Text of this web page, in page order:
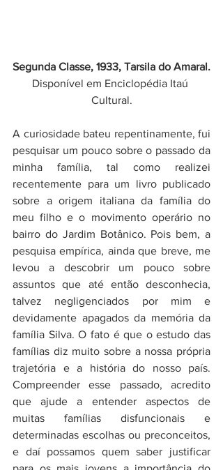
Segunda Classe, 1933, Tarsila do Amaral.
Disponível em Enciclopédia Itaú
Cultural.
A curiosidade bateu repentinamente, fui
pesquisar um pouco sobre o passado da
minha família, tal como realizei
recentemente para um livro publicado
sobre a origem italiana da família do
meu filho e o movimento operário no
bairro do Jardim Botânico. Pois bem, a
pesquisa empírica, ainda que breve, me
levou a descobrir um pouco sobre
assuntos que até então desconhecia,
talvez negligenciados por mim e
devidamente apagados da memória da
família Silva. O fato é que o estudo das
famílias diz muito sobre a nossa própria
trajetória e a história do nosso país.
Compreender esse passado, acredito
que ajude a entender aspectos de
muitas famílias disfuncionais e
determinadas escolhas ou preconceitos,
e daí possamos quem saber justificar